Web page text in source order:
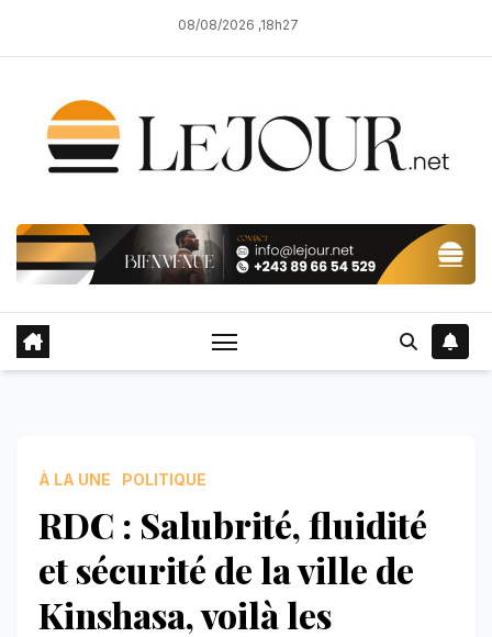
08/08/2026 ,18h27
À LA UNE POLITIQUE
RDC : Salubrité, fluidité
et sécurité de la ville de
Kinshasa, voilà les